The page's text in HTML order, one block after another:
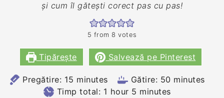
și cum îl gătești corect pas cu pas!
5 from 8 votes
Tipărește Salvează pe Pinterest
Pregătire: 15 minutes
minutes Gătire: 50minutes
minutes
Timp total: 1 hour
hour 5 minutes
minutes